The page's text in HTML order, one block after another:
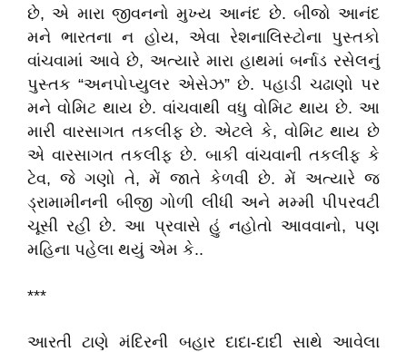
છે, એ મારા જીવનનો મુખ્ય આનંદ છે. બીજો આનંદ
મને ભારતના ન હોય, એવા રેશનાલિસ્ટોના પુસ્તકો
વાંચવામાં આવે છે, અત્યારે મારા હાથમાં બર્નાડ રસેલનું
પુસ્તક “અનપોપ્યુલર એસેઝ” છે. પહાડી ચઢાણો પર
મને વોમિટ થાય છે. વાંચવાથી વધુ વોમિટ થાય છે. આ
મારી વારસાગત તકલીફ છે. એટલે કે, વોમિટ થાય છે
એ વારસાગત તકલીફ છે. બાકી વાંચવાની તકલીફ કે
ટેવ, જે ગણો તે, મેં જાતે કેળવી છે. મેં અત્યારે જ
ડ્રામામીનની બીજી ગોળી લીધી અને મમ્મી પીપરવટી
ચૂસી રહી છે. આ પ્રવાસે હું નહોતો આવવાનો, પણ
મહિના પહેલા થયું એમ કે..
***
આરતી ટાણે મંદિરની બહાર દાદા-દાદી સાથે આવેલા